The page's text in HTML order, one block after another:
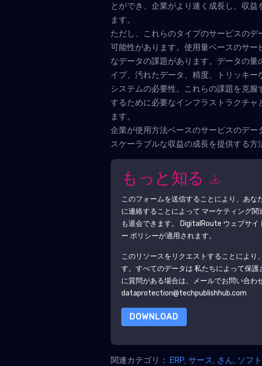
とができ、企業がより速く成長し、収
ます。
ただし、これらのタイプのサービスの
可能性があります。使用量ベースのサ
なデータの課題があります。データの量
イプ、汚れたデータ、精度、トリッキ
システムの必要性。これらの課題を克
するために必要なインフラストラクチャ
ます。
企業が使用方法ベースのサービスのデー
スケーラブルな収益の成長を提供する方
もっと知る
このフォームを送信することにより、あな
に連絡することによって マーケティング
も退会できます。
DigitalRoute ウェブサイ
ー ポリシーが適用されます。
このリソースをリクエストすることにより
す。すべてのデータは 私たちによって保護
に質問がある場合は、メールでお問い合わ
dataprotection@techpublishhub.com
DOWNLOAD
関連カテゴリ：ERP,サース, さん, ソフ